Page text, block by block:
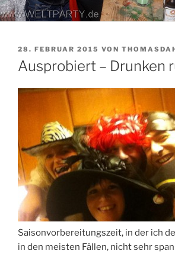
VERÖFFENTLICHT
AM
28. FEBRUAR 2015 VON
Ausprobiert – Drunken
Saisonvorbereitungszeit, in der ich
in den meisten Fällen, nicht sehr